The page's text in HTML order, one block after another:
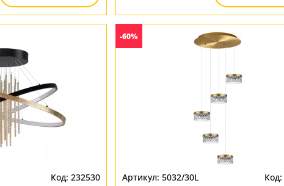
232530
-60%
5032/30L